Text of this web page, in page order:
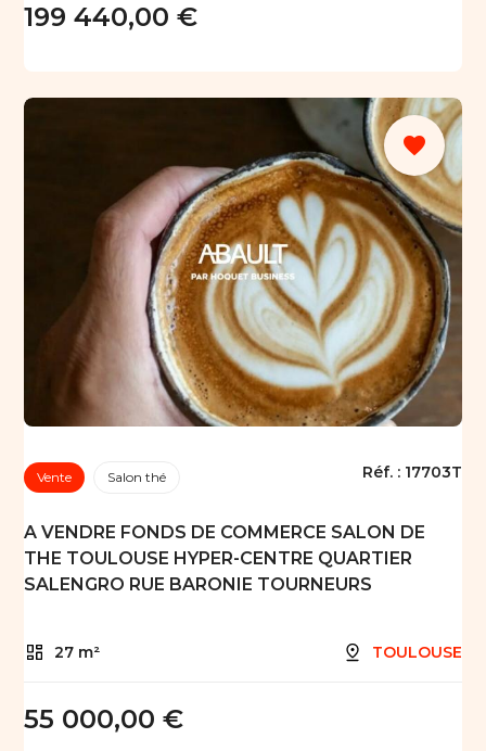
199 440,00 €
favorite
Vente Salon thé Réf. : 17703T
A VENDRE FONDS DE COMMERCE SALON DE
THE TOULOUSE HYPER-CENTRE QUARTIER
SALENGRO RUE BARONIE TOURNEURS
27 m² TOULOUSE
55 000,00 €